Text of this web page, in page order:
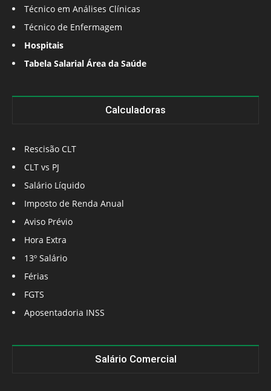
Técnico em Análises Clínicas
Técnico de Enfermagem
Hospitais
Tabela Salarial Área da Saúde
Calculadoras
Rescisão CLT
CLT vs PJ
Salário Líquido
Imposto de Renda Anual
Aviso Prévio
Hora Extra
13º Salário
Férias
FGTS
Aposentadoria INSS
Salário Comercial